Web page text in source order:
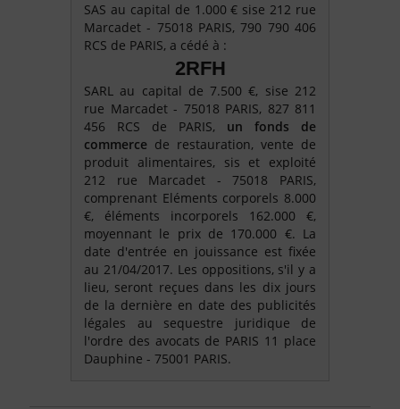
SAS au capital de 1.000 € sise 212 rue
Marcadet - 75018 PARIS, 790 790 406
RCS de PARIS, a cédé à :
2RFH
SARL au capital de 7.500 €, sise 212
rue Marcadet - 75018 PARIS, 827 811
456 RCS de PARIS, un fonds de
commerce de restauration, vente de
produit alimentaires, sis et exploité
212 rue Marcadet - 75018 PARIS,
comprenant Eléments corporels 8.000
€, éléments incorporels 162.000 €,
moyennant le prix de 170.000 €. La
date d'entrée en jouissance est fixée
au 21/04/2017. Les oppositions, s'il y a
lieu, seront reçues dans les dix jours
de la dernière en date des publicités
légales au sequestre juridique de
l'ordre des avocats de PARIS 11 place
Dauphine - 75001 PARIS.